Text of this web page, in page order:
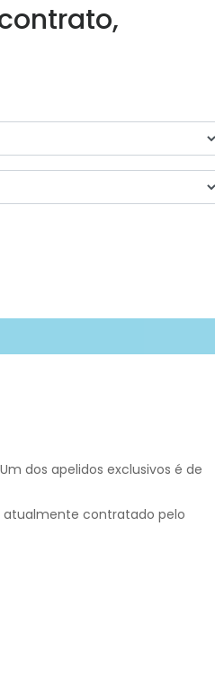
dos apelidos exclusivos é de
atualmente contratado pelo